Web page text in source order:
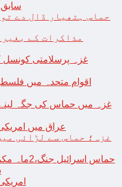
سابق
حماس ہتھیار ڈال دے
مذاکرات کے
غزہ پرسلامتی کونسل
غزہ میں حماس کی جگہ لینے
عراق میں
غزہ؛ حماس سے لڑائی